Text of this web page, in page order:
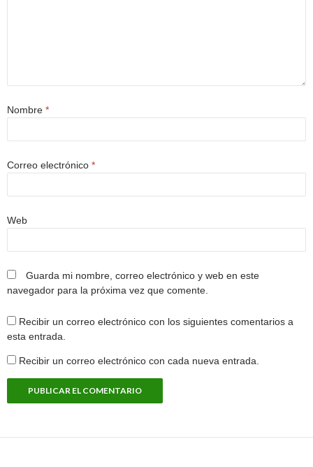
Nombre *
Correo electrónico *
Web
Guarda mi nombre, correo electrónico y web en este
navegador para la próxima vez que comente.
Recibir un correo electrónico con los siguientes comentarios a
esta entrada.
Recibir un correo electrónico con cada nueva entrada.